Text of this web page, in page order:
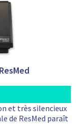
et très silencieux
de ResMed paraît